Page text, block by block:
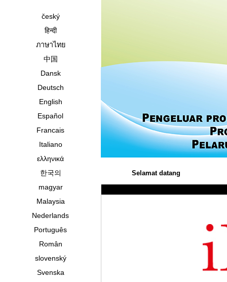
český
हिन्दी
ภาษาไทย
中国
Dansk
Deutsch
English
Español
Francais
Italiano
ελληνικά
한국의
magyar
Malaysia
Nederlands
Português
Român
slovenský
Svenska
Selamat datang